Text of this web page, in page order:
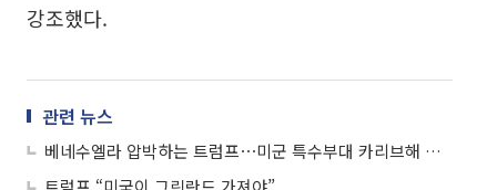
강조했다.
관련 뉴스
베네수엘라 압박하는 트럼프⋯미군 특수부대 카리브해 작전 전개